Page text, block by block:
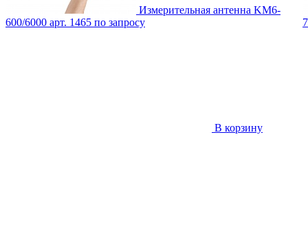
Измерительная антенна KM6-
600/6000 арт. 1465 по запросу
В корзину